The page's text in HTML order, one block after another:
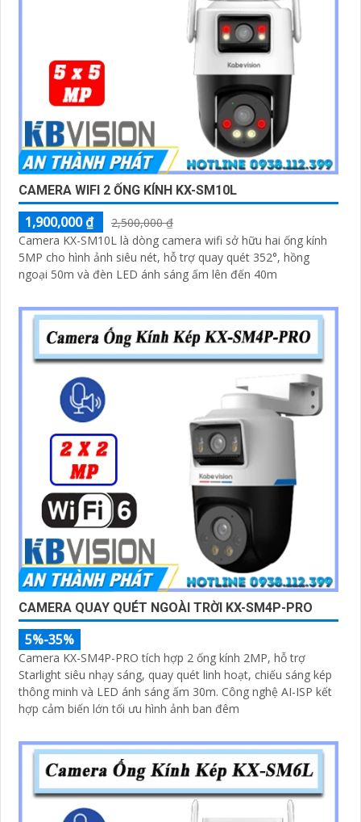
CAMERA WIFI 2 ỐNG KÍNH KX-SM10L
1,900,000 ₫
2,500,000 ₫
Camera KX-SM10L là dòng camera wifi sở hữu hai ống kính
5MP cho hình ảnh siêu nét, hỗ trợ quay quét 352°, hồng
ngoại 50m và đèn LED ánh sáng ấm lên đến 40m
CAMERA QUAY QUÉT NGOÀI TRỜI KX-SM4P-PRO
5%-35%
Camera KX-SM4P-PRO tích hợp 2 ống kính 2MP, hỗ trợ
Starlight siêu nhạy sáng, quay quét linh hoạt, chiếu sáng kép
thông minh và LED ánh sáng ấm 30m. Công nghệ AI-ISP kết
hợp cảm biến lớn tối ưu hình ảnh ban đêm